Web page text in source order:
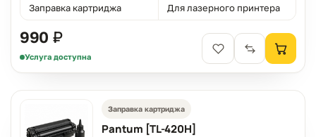
Заправка картриджа Для лазерного принтера
990 ₽
Услуга доступна
Заправка картриджа
Pantum [TL-420H]